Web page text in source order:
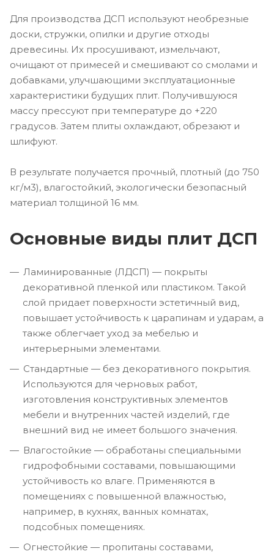
Для производства ДСП используют необрезные
доски, стружки, опилки и другие отходы
древесины. Их просушивают, измельчают,
очищают от примесей и смешивают со смолами и
добавками, улучшающими эксплуатационные
характеристики будущих плит. Получившуюся
массу прессуют при температуре до +220
градусов. Затем плиты охлаждают, обрезают и
шлифуют.
В результате получается прочный, плотный (до 750
кг/м3), влагостойкий, экологически безопасный
материал толщиной 16 мм.
Основные виды плит ДСП
Ламинированные (ЛДСП) — покрыты
декоративной пленкой или пластиком. Такой
слой придает поверхности эстетичный вид,
повышает устойчивость к царапинам и ударам, а
также облегчает уход за мебелью и
интерьерными элементами.
Стандартные — без декоративного покрытия.
Используются для черновых работ,
изготовления конструктивных элементов
мебели и внутренних частей изделий, где
внешний вид не имеет большого значения.
Влагостойкие — обработаны специальными
гидрофобными составами, повышающими
устойчивость ко влаге. Применяются в
помещениях с повышенной влажностью,
например, в кухнях, ванных комнатах,
подсобных помещениях.
Огнестойкие — пропитаны составами,